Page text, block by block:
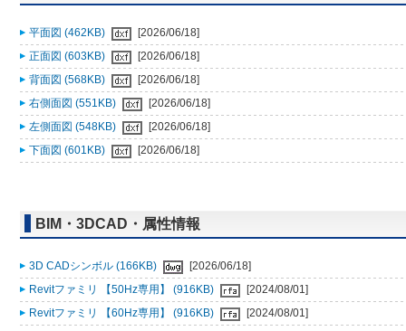
平面図 (462KB)
[2026/06/18]
正面図 (603KB)
[2026/06/18]
背面図 (568KB)
[2026/06/18]
右側面図 (551KB)
[2026/06/18]
左側面図 (548KB)
[2026/06/18]
下面図 (601KB)
[2026/06/18]
BIM・3DCAD・属性情報
3D CADシンボル (166KB)
[2026/06/18]
Revitファミリ 【50Hz専用】 (916KB)
[2024/08/01]
Revitファミリ 【60Hz専用】 (916KB)
[2024/08/01]